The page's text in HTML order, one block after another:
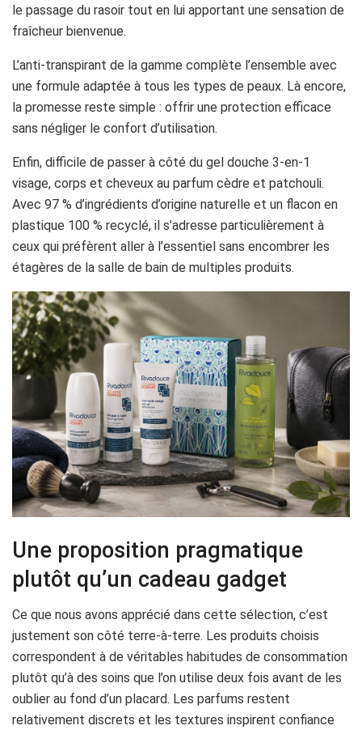
le passage du rasoir tout en lui apportant une sensation de
fraîcheur bienvenue.
L’anti-transpirant de la gamme complète l’ensemble avec
une formule adaptée à tous les types de peaux. Là encore,
la promesse reste simple : offrir une protection efficace
sans négliger le confort d’utilisation.
Enfin, difficile de passer à côté du gel douche 3-en-1
visage, corps et cheveux au parfum cèdre et patchouli.
Avec 97 % d’ingrédients d’origine naturelle et un flacon en
plastique 100 % recyclé, il s’adresse particulièrement à
ceux qui préfèrent aller à l’essentiel sans encombrer les
étagères de la salle de bain de multiples produits.
Une proposition pragmatique
plutôt qu’un cadeau gadget
Ce que nous avons apprécié dans cette sélection, c’est
justement son côté terre-à-terre. Les produits choisis
correspondent à de véritables habitudes de consommation
plutôt qu’à des soins que l’on utilise deux fois avant de les
oublier au fond d’un placard. Les parfums restent
relativement discrets et les textures inspirent confiance